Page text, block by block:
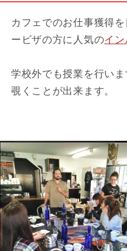
カフェでのお仕事獲得
ービザの方に人気のイ
学校外でも授業を行い
覗くことが出来ます。